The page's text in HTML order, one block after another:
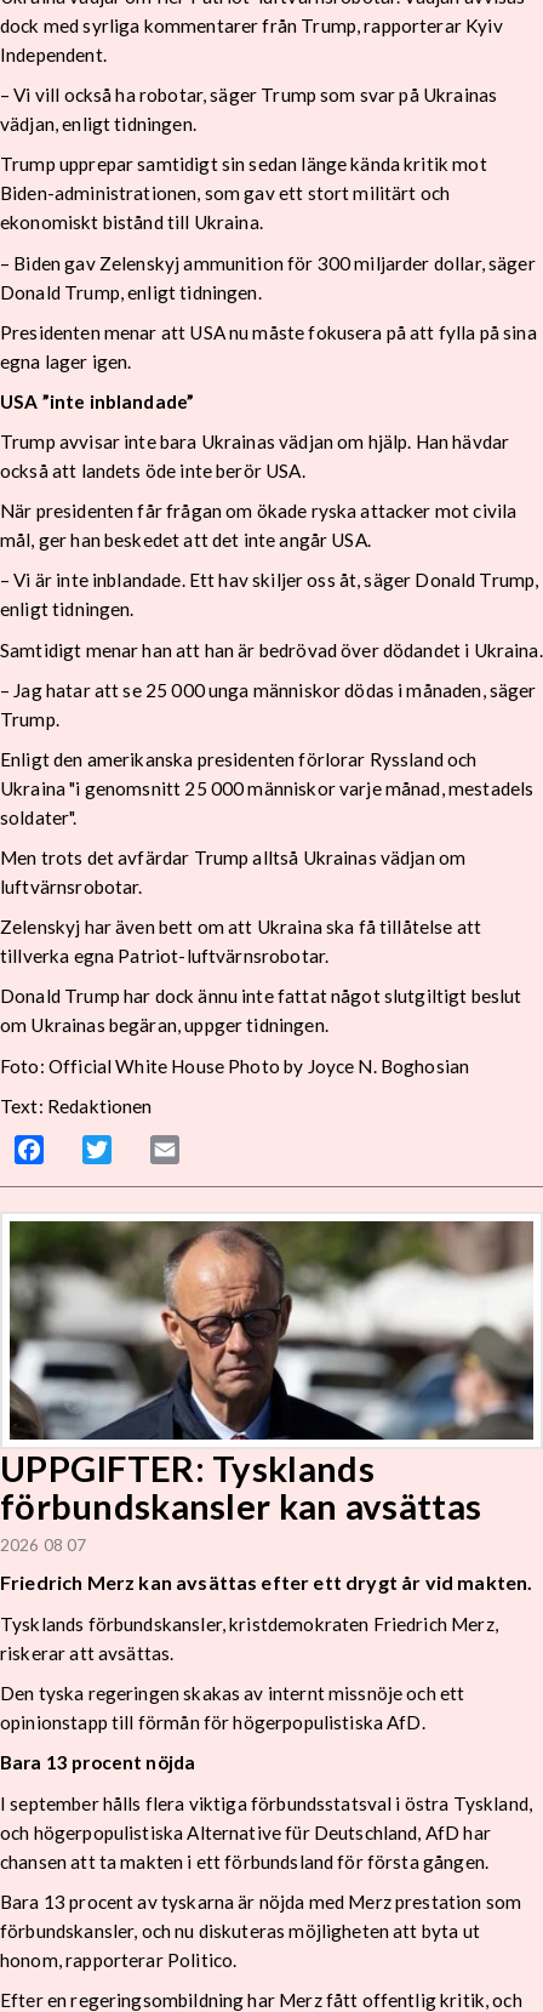
dock med syrliga kommentarer från Trump, rapporterar Kyiv
Independent.
– Vi vill också ha robotar, säger Trump som svar på Ukrainas
vädjan, enligt tidningen.
Trump upprepar samtidigt sin sedan länge kända kritik mot
Biden-administrationen, som gav ett stort militärt och
ekonomiskt bistånd till Ukraina.
– Biden gav Zelenskyj ammunition för 300 miljarder dollar, säger
Donald Trump, enligt tidningen.
Presidenten menar att USA nu måste fokusera på att fylla på sina
egna lager igen.
USA ”inte inblandade”
Trump avvisar inte bara Ukrainas vädjan om hjälp. Han hävdar
också att landets öde inte berör USA.
När presidenten får frågan om ökade ryska attacker mot civila
mål, ger han beskedet att det inte angår USA.
– Vi är inte inblandade. Ett hav skiljer oss åt, säger Donald Trump,
enligt tidningen.
Samtidigt menar han att han är bedrövad över dödandet i Ukraina.
– Jag hatar att se 25 000 unga människor dödas i månaden, säger
Trump.
Enligt den amerikanska presidenten förlorar Ryssland och
Ukraina "i genomsnitt 25 000 människor varje månad, mestadels
soldater".
Men trots det avfärdar Trump alltså Ukrainas vädjan om
luftvärnsrobotar.
Zelenskyj har även bett om att Ukraina ska få tillåtelse att
tillverka egna Patriot-luftvärnsrobotar.
Donald Trump har dock ännu inte fattat något slutgiltigt beslut
om Ukrainas begäran, uppger tidningen.
Foto: Official White House Photo by Joyce N. Boghosian
Text: Redaktionen
Facebook Twitter
UPPGIFTER: Tysklands
förbundskansler kan avsättas
2026 08 07
Friedrich Merz kan avsättas efter ett drygt år vid makten.
Tysklands förbundskansler, kristdemokraten Friedrich Merz,
riskerar att avsättas.
Den tyska regeringen skakas av internt missnöje och ett
opinionstapp till förmån för högerpopulistiska AfD.
Bara 13 procent nöjda
I september hålls flera viktiga förbundsstatsval i östra Tyskland,
och högerpopulistiska Alternative für Deutschland, AfD har
chansen att ta makten i ett förbundsland för första gången.
Bara 13 procent av tyskarna är nöjda med Merz prestation som
förbundskansler, och nu diskuteras möjligheten att byta ut
honom, rapporterar Politico.
Efter en regeringsombildning har Merz fått offentlig kritik, och